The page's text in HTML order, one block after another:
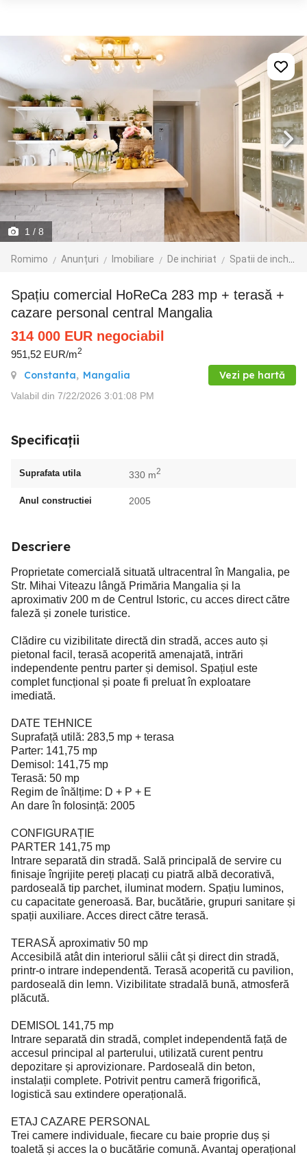
1 / 8
Romimo Anunțuri Imobiliare De inchiriat Spatii de inchiriat
Spațiu comercial HoReCa 283 mp + terasă +
cazare personal central Mangalia
314 000 EUR negociabil
951,52 EUR/m2
Constanta, Mangalia Vezi pe hartă
Valabil din 7/22/2026 3:01:08 PM
Specificații
Suprafata utila 330 m2
Anul constructiei 2005
Descriere
Proprietate comercială situată ultracentral în Mangalia, pe
Str. Mihai Viteazu lângă Primăria Mangalia și la
aproximativ 200 m de Centrul Istoric, cu acces direct către
faleză și zonele turistice.
Clădire cu vizibilitate directă din stradă, acces auto și
pietonal facil, terasă acoperită amenajată, intrări
independente pentru parter și demisol. Spațiul este
complet funcțional și poate fi preluat în exploatare
imediată.
DATE TEHNICE
Suprafață utilă: 283,5 mp + terasa
Parter: 141,75 mp
Demisol: 141,75 mp
Terasă: 50 mp
Regim de înălțime: D + P + E
An dare în folosință: 2005
CONFIGURAȚIE
PARTER 141,75 mp
Intrare separată din stradă. Sală principală de servire cu
finisaje îngrijite pereți placați cu piatră albă decorativă,
pardoseală tip parchet, iluminat modern. Spațiu luminos,
cu capacitate generoasă. Bar, bucătărie, grupuri sanitare și
spații auxiliare. Acces direct către terasă.
TERASĂ aproximativ 50 mp
Accesibilă atât din interiorul sălii cât și direct din stradă,
printr-o intrare independentă. Terasă acoperită cu pavilion,
pardoseală din lemn. Vizibilitate stradală bună, atmosferă
plăcută.
DEMISOL 141,75 mp
Intrare separată din stradă, complet independentă față de
accesul principal al parterului, utilizată curent pentru
depozitare și aprovizionare. Pardoseală din beton,
instalații complete. Potrivit pentru cameră frigorifică,
logistică sau extindere operațională.
ETAJ CAZARE PERSONAL
Trei camere individuale, fiecare cu baie proprie duș și
toaletă și acces la o bucătărie comună. Avantaj operațional